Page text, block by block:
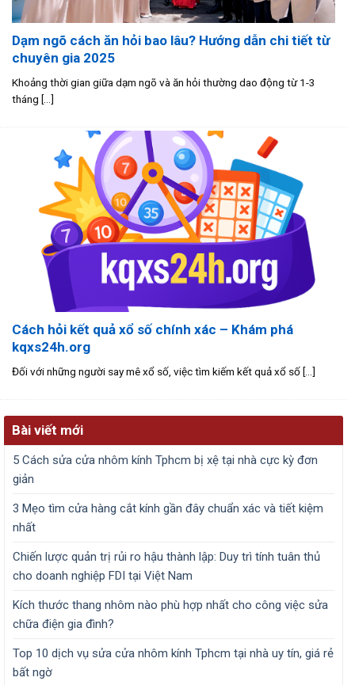
Dạm ngõ cách ăn hỏi bao lâu? Hướng dẫn chi tiết từ
chuyên gia 2025
Khoảng thời gian giữa dạm ngõ và ăn hỏi thường dao động từ 1-3
tháng [...]
Cách hỏi kết quả xổ số chính xác – Khám phá
kqxs24h.org
Đối với những người say mê xổ số, việc tìm kiếm kết quả xổ số [...]
Bài viết mới
5 Cách sửa cửa nhôm kính Tphcm bị xệ tại nhà cực kỳ đơn
giản
3 Mẹo tìm cửa hàng cắt kính gần đây chuẩn xác và tiết kiệm
nhất
Chiến lược quản trị rủi ro hậu thành lập: Duy trì tính tuân thủ
cho doanh nghiệp FDI tại Việt Nam
Kích thước thang nhôm nào phù hợp nhất cho công việc sửa
chữa điện gia đình?
Top 10 dịch vụ sửa cửa nhôm kính Tphcm tại nhà uy tín, giá rẻ
bất ngờ